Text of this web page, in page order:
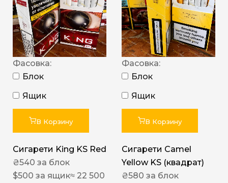
Фасовка:
Блок
Ящик
В Корзину
Сигарети King KS Red
₴540 за блок
$500 за ящик≈ 22 500
Фасовка:
Блок
Ящик
В Корзину
Сигарети Camel
Yellow KS (квадрат)
₴580 за блок